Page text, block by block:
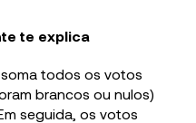
te explica
soma todos os votos
brancos ou nulos)
seguida, os votos